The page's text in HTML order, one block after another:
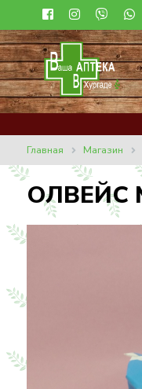
Главная
Магазин
ОЛВЕЙС